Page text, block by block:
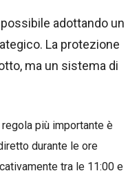
adottando un
La protezione
ma un sistema di
regola più importante è
durante le ore
tra le 11:00 e